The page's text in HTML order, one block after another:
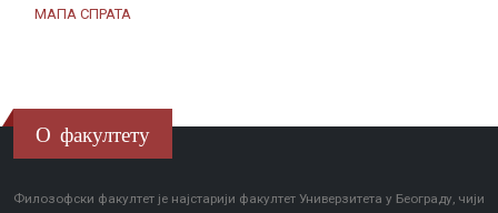
МАПА СПРАТА
О факултету
Филозофски факултет је најстарији факултет Универзитета у Београду, чији